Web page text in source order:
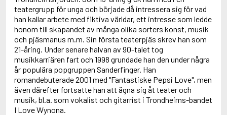
Adolfsson, Maria
Adolphsen, Peter
teatergrupp för unga och började då intressera sig för vad
han kallar arbete med fiktiva världar, ett intresse som ledde
honom till skapandet av många olika sorters konst, musik
och pjäsmanus m.m. Sin första teaterpjäs skrev han som
21-åring. Under senare halvan av 90-talet tog
musikkarriären fart och 1998 grundade han den under några
år populära popgruppen Sanderfinger. Han
romandebuterade 2001 med "Fantastiske Pepsi Love", men
även därefter fortsatte han att ägna sig åt teater och
musik, bl.a. som vokalist och gitarrist i Trondheims-bandet
I Love Wynona.